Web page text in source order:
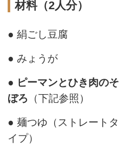
材料（2人分）
● 絹ごし豆腐
● みょうが
● ピーマンとひき肉のそ
ぼろ （下記参照）
● 麺つゆ（ストレートタ
イプ）